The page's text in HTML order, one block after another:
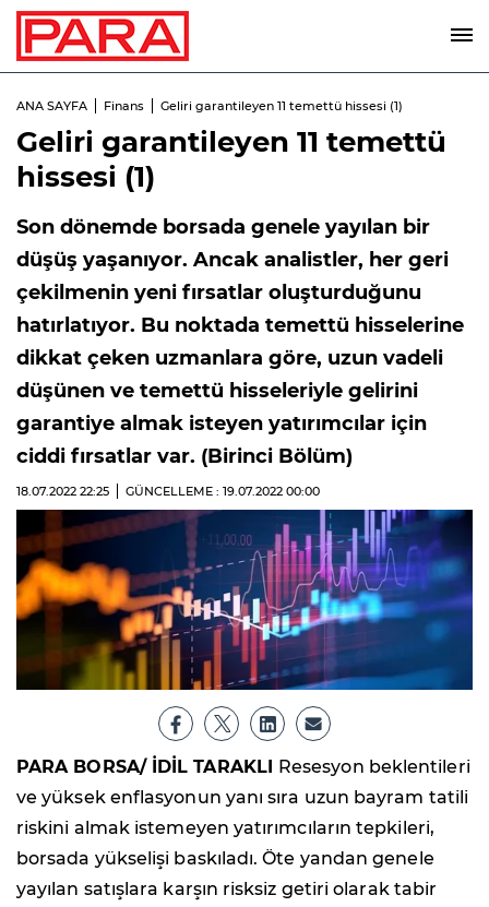
ANA SAYFA Finans Geliri garantileyen 11 temettü hissesi (1)
Geliri garantileyen 11 temettü
hissesi (1)
Son dönemde borsada genele yayılan bir
düşüş yaşanıyor. Ancak analistler, her geri
çekilmenin yeni fırsatlar oluşturduğunu
hatırlatıyor. Bu noktada temettü hisselerine
dikkat çeken uzmanlara göre, uzun vadeli
düşünen ve temettü hisseleriyle gelirini
garantiye almak isteyen yatırımcılar için
ciddi fırsatlar var. (Birinci Bölüm)
18.07.2022 22:25 GÜNCELLEME : 19.07.2022 00:00
PARA BORSA/ İDİL TARAKLI Resesyon beklentileri
ve yüksek enflasyonun yanı sıra uzun bayram tatili
riskini almak istemeyen yatırımcıların tepkileri,
borsada yükselişi baskıladı. Öte yandan genele
yayılan satışlara karşın risksiz getiri olarak tabir